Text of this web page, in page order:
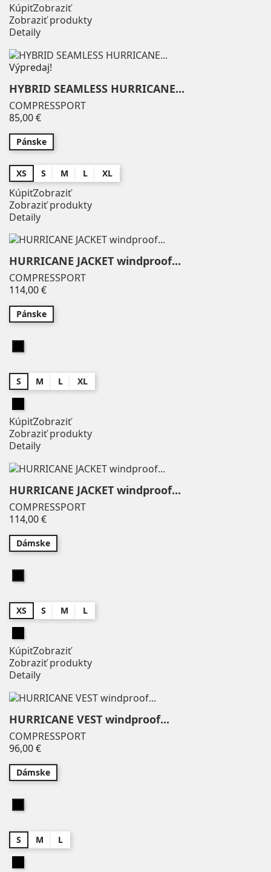
KúpiťZobraziť
Zobraziť produkty
Detaily
Výpredaj!
HYBRID SEAMLESS HURRICANE...
COMPRESSPORT
85,00 €Price
Pánske
XS S M L XL
KúpiťZobraziť
Zobraziť produkty
Detaily
HURRICANE JACKET windproof...
COMPRESSPORT
114,00 €Price
Pánske
S M L XL
KúpiťZobraziť
Zobraziť produkty
Detaily
HURRICANE JACKET windproof...
COMPRESSPORT
114,00 €Price
Dámske
XS S M L
KúpiťZobraziť
Zobraziť produkty
Detaily
HURRICANE VEST windproof...
COMPRESSPORT
96,00 €Price
Dámske
S M L